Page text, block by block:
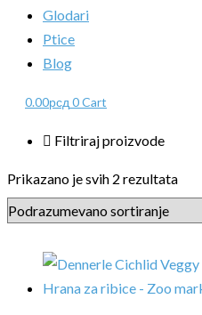
Glodari
Ptice
Blog
0.00рсд 0Cart
Filtriraj proizvode
Prikazano je svih 2 rezultata